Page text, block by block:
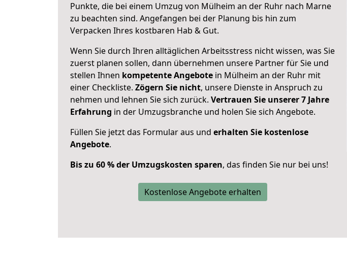
Punkte, die bei einem Umzug von Mülheim an der Ruhr nach Marne
zu beachten sind. Angefangen bei der Planung bis hin zum
Verpacken Ihres kostbaren Hab & Gut.
Wenn Sie durch Ihren alltäglichen Arbeitsstress nicht wissen, was Sie
zuerst planen sollen, dann übernehmen unsere Partner für Sie und
stellen Ihnen kompetente Angebote in Mülheim an der Ruhr mit
einer Checkliste. Zögern Sie nicht, unsere Dienste in Anspruch zu
nehmen und lehnen Sie sich zurück. Vertrauen Sie unserer 7 Jahre
Erfahrung in der Umzugsbranche und holen Sie sich Angebote.
Füllen Sie jetzt das Formular aus und erhalten Sie kostenlose
Angebote.
Bis zu 60 % der Umzugskosten sparen, das finden Sie nur bei uns!
Kostenlose Angebote erhalten